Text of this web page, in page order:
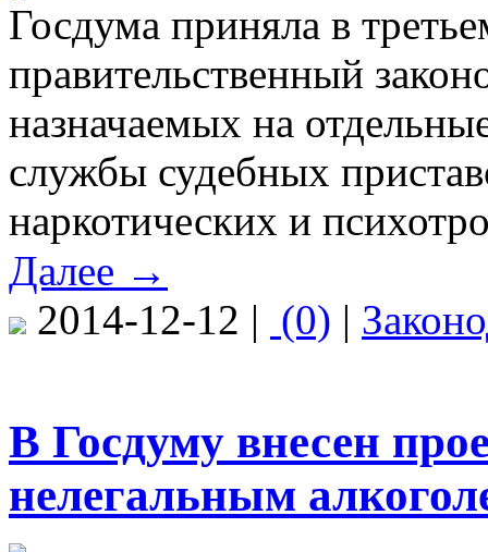
Госдума приняла в
правительственный
назначаемых на
службы судебных
наркотических и
Далее →
2014-12-12 | (0) |
В Госдуму внесен
нелегальным